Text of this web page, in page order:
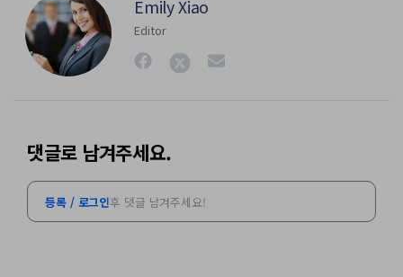
Emily Xiao
Editor
댓글로 남겨주세요.
등록 / 로그인후 댓글 남겨주세요!